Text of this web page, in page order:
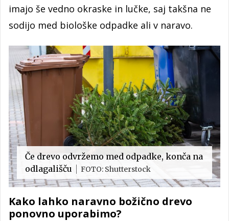
imajo še vedno okraske in lučke, saj takšna ne
sodijo med biološke odpadke ali v naravo.
Če drevo odvržemo med odpadke, konča na
odlagališču
FOTO: Shutterstock
Kako lahko naravno božično drevo
ponovno uporabimo?